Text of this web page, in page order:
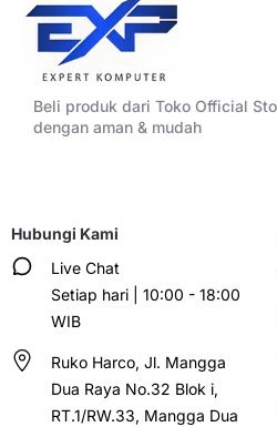
Beli produk dari Toko Official
dengan aman & mudah
Hubungi Kami
Live Chat
Setiap hari | 10:00 - 18:00
WIB
Ruko Harco, Jl. Mangga
Dua Raya No.32 Blok i,
RT.1/RW.33, Mangga Dua